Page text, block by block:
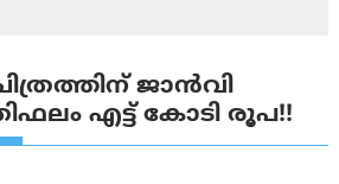
ജാൻവി
എട്ട് കോടി രൂപ!!